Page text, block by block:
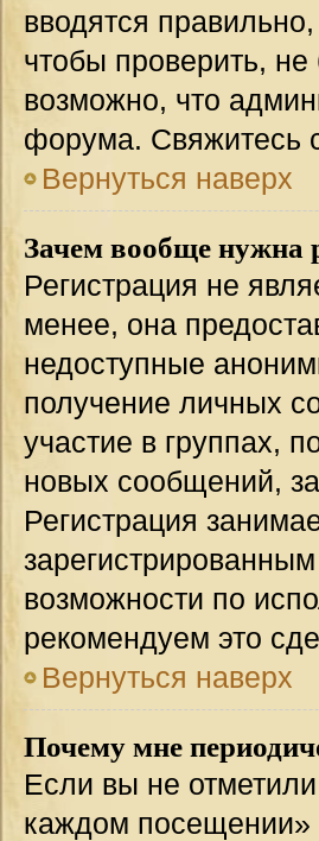
вводятся
чтобы проверить,
возможно, что
форума. Свяжитесь
Вернуться наверх
Зачем вообще нужна
Регистрация не
менее, она
недоступные
получение личных
участие в группах,
новых сообщений,
Регистрация
возможности по
рекомендуем это
Вернуться наверх
Почему мне
Если вы не
каждом посещении»